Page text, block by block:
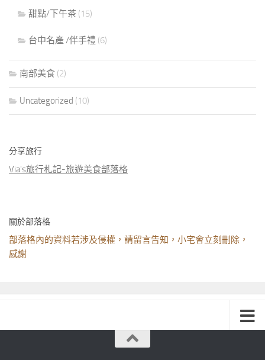
甜點/下午茶 (15)
台中名產 /伴手禮 (6)
南部美食 (2)
Uncategorized (10)
分享旅行
Via's旅行札記-旅遊美食部落格
關於部落格
部落格內的資料若涉及侵權，請留言告知，小宅會立刻刪除，
感謝